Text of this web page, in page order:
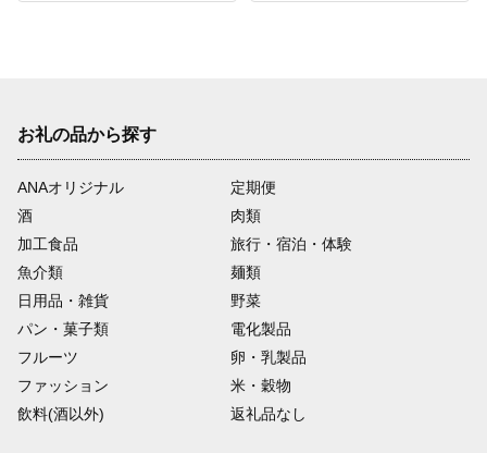
お礼の品から探す
ANAオリジナル
定期便
酒
肉類
加工食品
旅行・宿泊・体験
魚介類
麺類
日用品・雑貨
野菜
パン・菓子類
電化製品
フルーツ
卵・乳製品
ファッション
米・穀物
飲料(酒以外)
返礼品なし